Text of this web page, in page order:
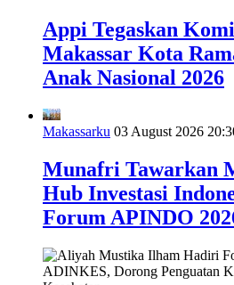
Appi Tegaskan
Makassar Kota
Anak Nasional 2026
Makassarku 03 August 2026
Munafri Tawarkan
Hub Investasi
Forum APINDO